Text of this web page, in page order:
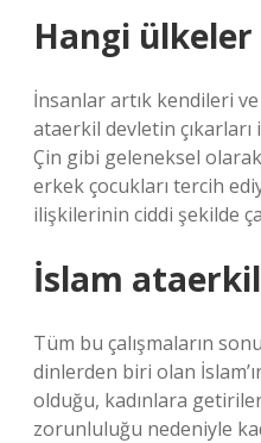
Hangi
İnsanlar artık kendileri
ataerkil devletin çıkarları
Çin gibi geleneksel
erkek çocukları tercih
ilişkilerinin ciddi şekilde
İslam
Tüm bu çalışmaların
dinlerden biri olan
olduğu, kadınlara
zorunluluğu nedeniyle